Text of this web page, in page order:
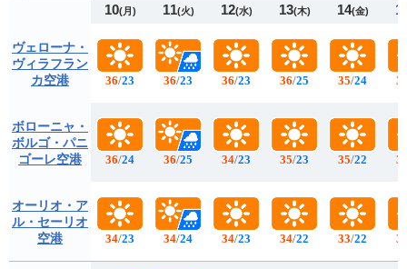
ヴェローナ・
ヴィラフラン
カ空港
ボローニャ・
ボルゴ・パニ
ゴーレ空港
オーリオ・ア
ル・セーリオ
空港
10(月)
36/23
36/24
34/23
11(火)
36/23
36/25
34/24
12(水)
36/23
34/23
34/23
13(木)
36/25
35/23
34/22
14(金)
35/24
35/22
33/22